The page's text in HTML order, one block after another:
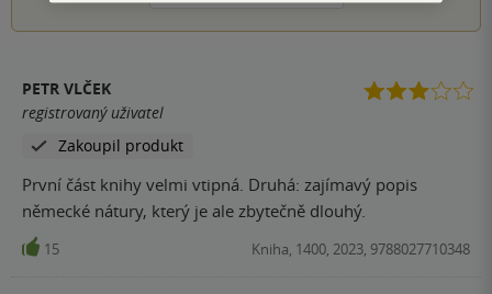
PETR VLČEK
registrovaný uživatel
Zakoupil produkt
První část knihy velmi vtipná. Druhá: zajímavý popis
německé nátury, který je ale zbytečně dlouhý.
15 Kniha, 1400, 2023, 9788027710348